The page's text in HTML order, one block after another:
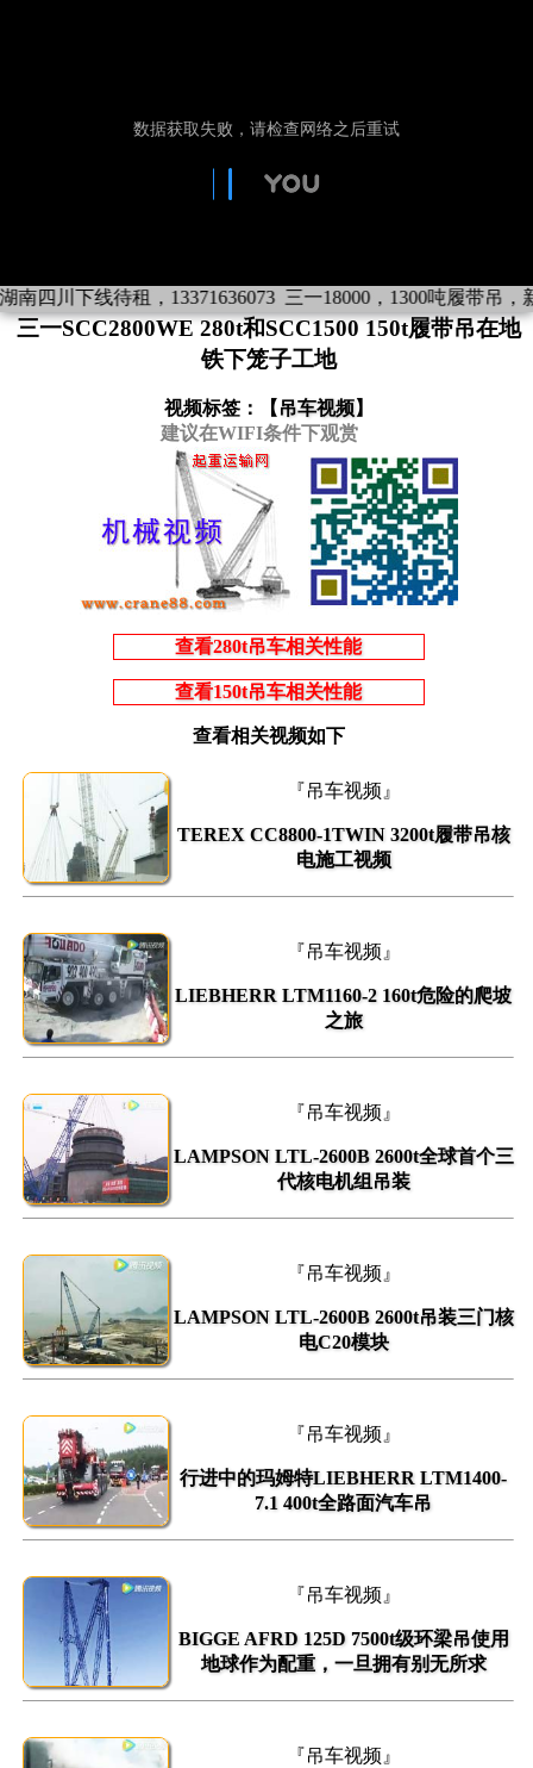
四川下线待租，13371636073 三一18000，1300吨履带吊，新
三一SCC2800WE 280t和SCC1500 150t履带吊在地
铁下笼子工地
视频标签：【 吊车视频】
建议在WIFI条件下观赏
查看280t吊车相关性能
查看150t吊车相关性能
查看相关视频如下
『吊车视频』
TEREX CC8800-1TWIN 3200t履带吊核
电施工视频
『吊车视频』
LIEBHERR LTM1160-2 160t危险的爬坡
之旅
『吊车视频』
LAMPSON LTL-2600B 2600t全球首个三
代核电机组吊装
『吊车视频』
LAMPSON LTL-2600B 2600t吊装三门核
电C20模块
『吊车视频』
行进中的玛姆特LIEBHERR LTM1400-
7.1 400t全路面汽车吊
『吊车视频』
BIGGE AFRD 125D 7500t级环梁吊使用
地球作为配重，一旦拥有别无所求
『吊车视频』